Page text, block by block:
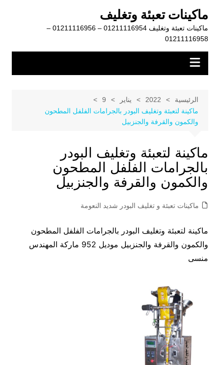
المحتوى
ماكينات تعبئة وتغليف
ماكينات تعبئة وتغليف 01211116954 – 01211116956 –
01211116958
الرئيسية 2022 يناير
9
ماكينة لتعبئة وتغليف البودر بالجرامات الفلفل المطحون
والكمون والقرفة والجنزبيل
ماكينة لتعبئة وتغليف البودر
بالجرامات الفلفل المطحون
والكمون والقرفة والجنزبيل
ماكينات تعبئة و تغليف البودر شديد النعومة
ماكينة لتعبئة وتغليف البودر بالجرامات الفلفل المطحون
والكمون والقرفة والجنزبيل موديل 952 ماركة المهندس
منسى